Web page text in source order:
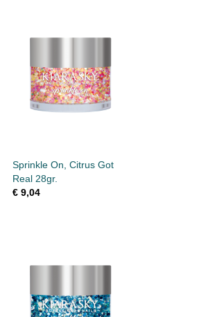
Sprinkle On, Citrus Got
Real 28gr.
€ 9,04